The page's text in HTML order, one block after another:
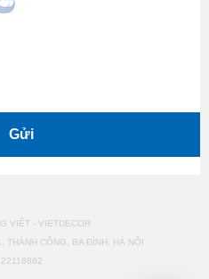
VIÊT - VIETDECOR
CÔNG, BA ĐÌNH, HÀ NỘI.